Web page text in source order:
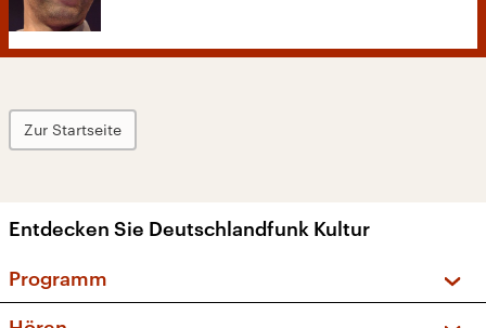
Zur Startseite
Entdecken Sie Deutschlandfunk Kultur
Programm